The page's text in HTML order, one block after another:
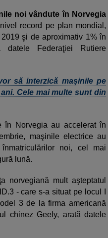
noi vândute în Norvegia
record pe plan mondial,
şi de aproximativ 1% în
Federaţiei Rutiere
să interzică mașinile pe
Cele mai multe sunt din
în Norvegia au accelerat în
maşinile electrice au
noi, cel mai
lună.
norvegiană mult aşteptatul
- care s-a situat pe locul I
3 de la firma americană
chinez Geely, arată datele